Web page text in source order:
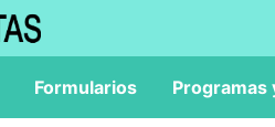
Formularios Programas